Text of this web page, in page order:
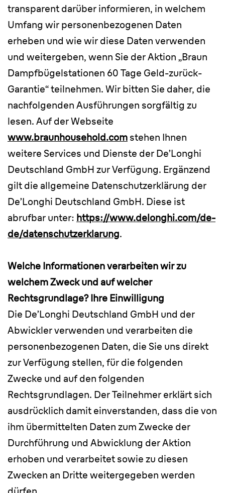
transparent darüber informieren, in welchem
Umfang wir personenbezogenen Daten
erheben und wie wir diese Daten verwenden
und weitergeben, wenn Sie der Aktion „Braun
Dampfbügelstationen 60 Tage Geld-zurück-
Garantie“ teilnehmen. Wir bitten Sie daher, die
nachfolgenden Ausführungen sorgfältig zu
lesen. Auf der Webseite
www.braunhousehold.com stehen Ihnen
weitere Services und Dienste der De’Longhi
Deutschland GmbH zur Verfügung. Ergänzend
gilt die allgemeine Datenschutzerklärung der
De’Longhi Deutschland GmbH. Diese ist
abrufbar unter: https://www.delonghi.com/de-
de/datenschutzerklarung.
Welche Informationen verarbeiten wir zu
welchem Zweck und auf welcher
Rechtsgrundlage? Ihre Einwilligung
Die De’Longhi Deutschland GmbH und der
Abwickler verwenden und verarbeiten die
personenbezogenen Daten, die Sie uns direkt
zur Verfügung stellen, für die folgenden
Zwecke und auf den folgenden
Rechtsgrundlagen. Der Teilnehmer erklärt sich
ausdrücklich damit einverstanden, dass die von
ihm übermittelten Daten zum Zwecke der
Durchführung und Abwicklung der Aktion
erhoben und verarbeitet sowie zu diesen
Zwecken an Dritte weitergegeben werden